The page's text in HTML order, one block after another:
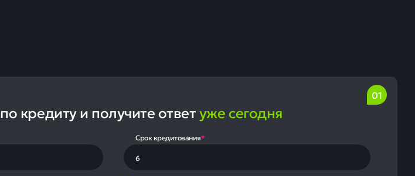
кредиту и получите ответуже сегодня
Срок кредитования*